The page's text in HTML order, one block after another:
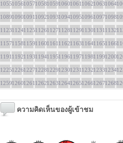
1055105610571058105910601061106210631064
1089109010911092109310941095109610971098
1123112411251126112711281129113011311132
1157115811591160116111621163116411651166
1191119211931194119511961197119811991200
1225122612271228122912301231123212331234
1259126012611262126312641265126612671268
ความคิดเห็นของผู้เข้าชม